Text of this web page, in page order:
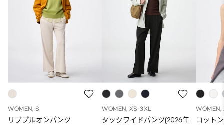
WOMEN, S
リブプルオンパンツ
WOMEN, XS-3XL
タックワイドパンツ(2026年
WOMEN,
コット